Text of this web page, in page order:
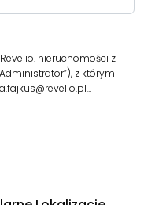
nieruchomości z
z którym